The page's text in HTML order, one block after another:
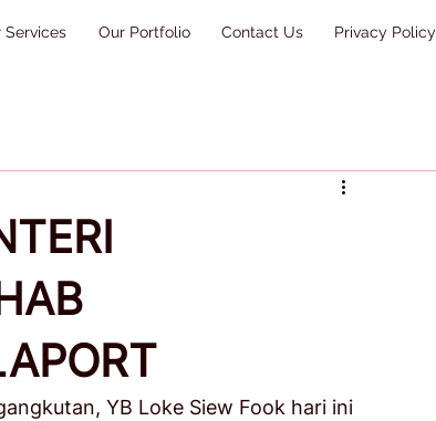
Services Our Portfolio Contact Us Privacy Policy
YB Loke Siew Fook hari ini